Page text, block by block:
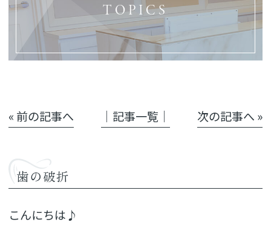
TOPICS
« 前の記事へ │記事一覧│ 次の記事へ »
歯の破折
こんにちは♪